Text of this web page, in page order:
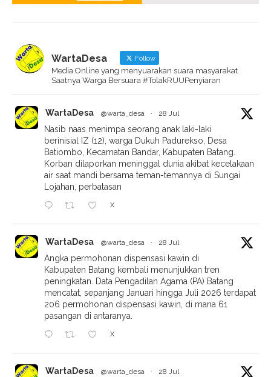
WartaDesa Follow
Media Online yang menyuarakan suara masyarakat
Saatnya Warga Bersuara #TolakRUUPenyiaran
WartaDesa @warta_desa · 28 Jul
Nasib naas menimpa seorang anak laki-laki
berinisial IZ (12), warga Dukuh Padurekso, Desa
Batiombo, Kecamatan Bandar, Kabupaten Batang.
Korban dilaporkan meninggal dunia akibat kecelakaan
air saat mandi bersama teman-temannya di Sungai
Lojahan, perbatasan
X
WartaDesa @warta_desa · 28 Jul
Angka permohonan dispensasi kawin di
Kabupaten Batang kembali menunjukkan tren
peningkatan. Data Pengadilan Agama (PA) Batang
mencatat, sepanjang Januari hingga Juli 2026 terdapat
206 permohonan dispensasi kawin, di mana 61
pasangan di antaranya.
X
WartaDesa @warta_desa · 28 Jul